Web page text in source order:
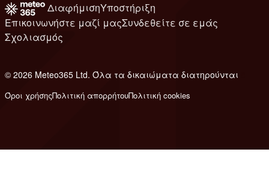
ΔιαφήμισηΥποστήριξη
Επικοινωνήστε μαζί μαςΣυνδεθείτε σε εμάς
Σχολιασμός
© 2026 Meteo365 Ltd. Όλα τα δικαιώματα διατηρούνται
Όροι χρήσηςΠολιτική απορρήτουΠολιτική cookies